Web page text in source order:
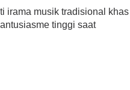
irama musik tradisional khas
tinggi saat